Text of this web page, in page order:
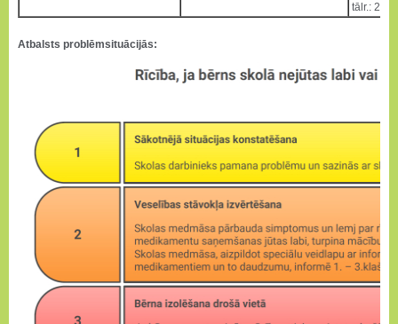
tālr.:
Atbalsts problēmsituācijās: